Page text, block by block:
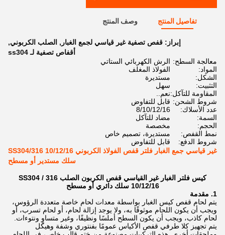
تفاصيل المنتج وصف المنتج
إبراز: قفص تصفية غير قياسي لجمع الغبار , الصلب الكربوني,
أقفاص تصفية لـ ss304
معالجة السطح: الرش الكهربائي الستاتي
المواد:
الفولاذ المغلف
الشكل:
مستديرة
التثبيت:
سهل
المقاومة للتآكل:نعم..
شروط الشحن: قابل للتفاوض
عدد الأسلاك:
8/10/12/16
السمة:
مضاد للتآكل
الحجم:
مخصصة
نمط القفص:
مستديرة، تصميم خاص
شروط الدفع:
قابل للتفاوض
غير قياسي جمع الغبار فلتر قفص الفولاذ الكربوني SS304/316 10/12/16
سلك مستدير أو مسطح
كيس فلتر الغبار غير القياسي قفص الكربون الصلب SS304 / 316
10/12/16 سلك دائري أو مسطح
1. مقدمة
يتم لحام قفص كيس الغبار بواسطة معدات لحام خاصة متعددة الرؤوس،
ويجب أن يكون اللحام موثوقًا به، ولا يوجد إزالة لحام، أو لحام تسرب، أو
لحام كاذب، ويجب أن يكون السطح أملسًا ونظيفًا، وغير متساوٍ ونتوءات.
يتم تجهيز كلا طرفي قفص الأكياس عمومًا بفنتوري وشفة وهيكل